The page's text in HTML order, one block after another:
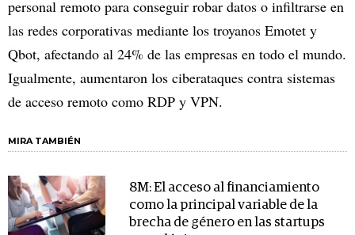
personal remoto para conseguir robar datos o infiltrarse en
las redes corporativas mediante los troyanos Emotet y
Qbot, afectando al 24% de las empresas en todo el mundo.
Igualmente, aumentaron los ciberataques contra sistemas
de acceso remoto como RDP y VPN.
MIRA TAMBIÉN
8M: El acceso al financiamiento
como la principal variable de la
brecha de género en las startups